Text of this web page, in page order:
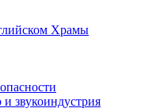
Храмы
звукоиндустрия